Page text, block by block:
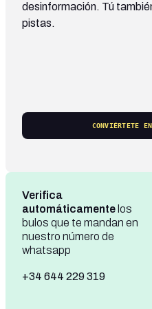
desinformación. Tú
pistas.
CONVIÉRTETE
Verifica
automáticamente los
bulos que te mandan en
nuestro número de
whatsapp
+34 644 229 319